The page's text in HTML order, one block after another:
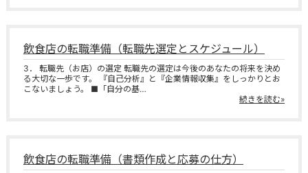
飲食店の転職準備（転職先選定とスケジュール）
3． 転職先（お店）の選定 転職先の選定は今後のあなたの将来を決め
る大切な一歩です。 『自己分析』と『企業情報収集』をしっかりとお
こないましょう。 ■「自分の基…
続きを読む»
飲食店の転職準備（書類作成と応募の仕方）